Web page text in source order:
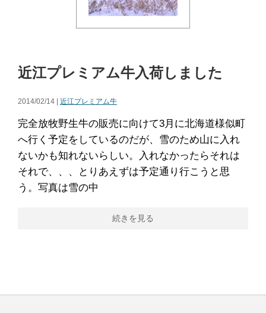
近江プレミアム牛入荷しました
2014/02/14 | 近江プレミアム牛
完全放牧野生牛の販売に向けて3月に北海道様似町
へ行く予定をしているのだが、雪のため山に入れ
ないかも知れないらしい。入れなかったらそれは
それで、、、とりあえずは予定通り行こうと思
う。写真は雪の中
続きを見る